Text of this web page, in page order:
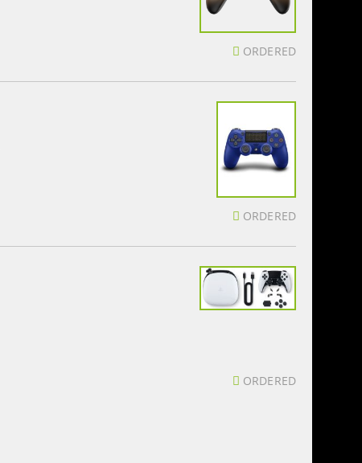
ORDERED
ORDERED
ORDERED